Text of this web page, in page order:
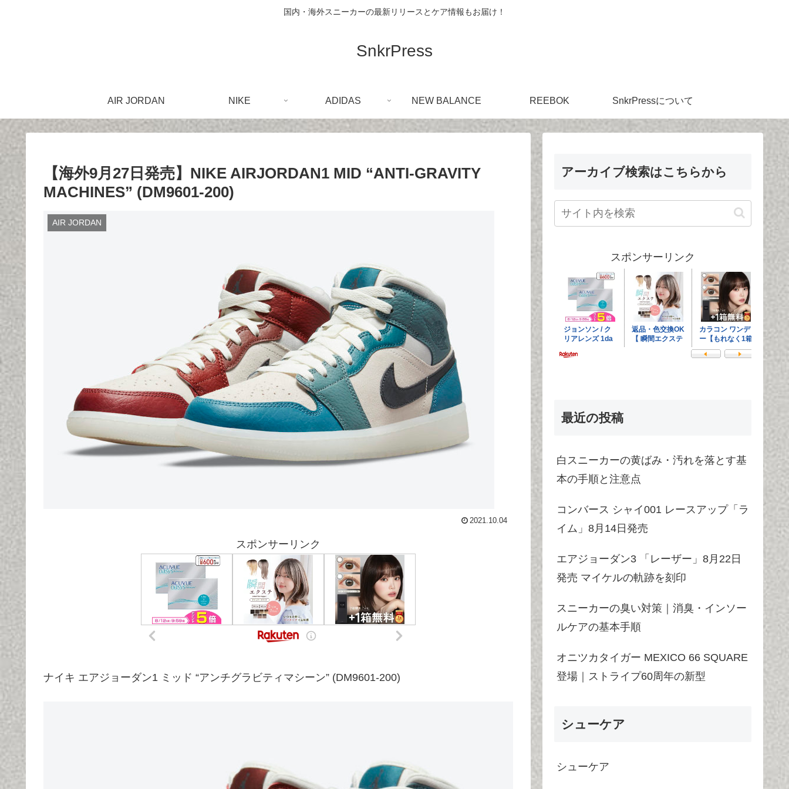
国内・海外スニーカーの最新リリースとケア情報もお届け！
SnkrPress
AIR JORDAN NIKE ADIDAS NEW BALANCE REEBOK SnkrPressについて
【海外9月27日発売】NIKE AIRJORDAN1 MID “ANTI-GRAVITY
MACHINES” (DM9601-200)
AIR JORDAN
2021.10.04
スポンサーリンク
ナイキ エアジョーダン1 ミッド “アンチグラビティマシーン” (DM9601-200)
アーカイブ検索はこちらから
スポンサーリンク
最近の投稿
白スニーカーの黄ばみ・汚れを落とす基
本の手順と注意点
コンバース シャイ001 レースアップ「ラ
イム」8月14日発売
エアジョーダン3 「レーザー」8月22日
発売 マイケルの軌跡を刻印
スニーカーの臭い対策｜消臭・インソー
ルケアの基本手順
オニツカタイガー MEXICO 66 SQUARE
登場｜ストライプ60周年の新型
シューケア
シューケア